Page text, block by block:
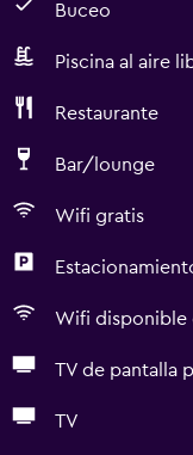
Buceo
Piscina al aire
Restaurante
Bar/lounge
Wifi gratis
Wifi disponible
TV de pantalla
TV